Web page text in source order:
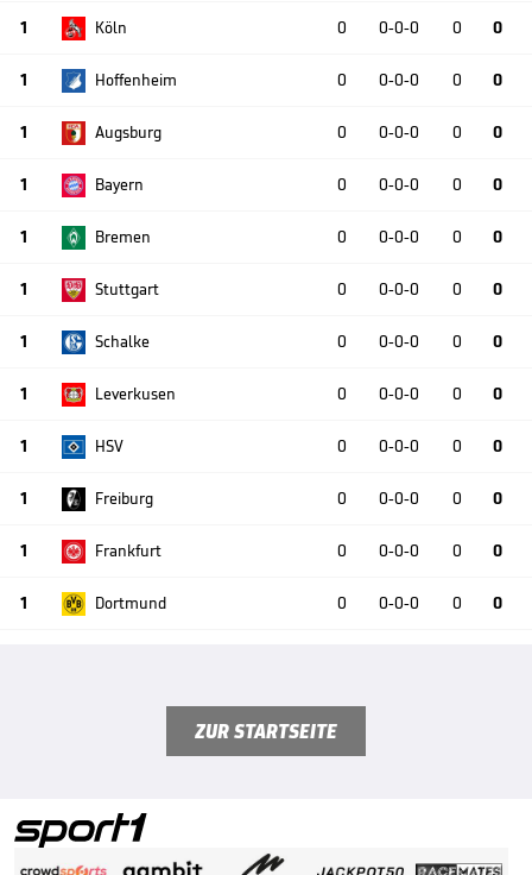
1 Köln 0 0-0-0 0 0
1 Hoffenheim 0 0-0-0 0 0
1 Augsburg 0 0-0-0 0 0
1 Bayern 0 0-0-0 0 0
1 Bremen 0 0-0-0 0 0
1 Stuttgart 0 0-0-0 0 0
1 Schalke 0 0-0-0 0 0
1 Leverkusen 0 0-0-0 0 0
1 HSV 0 0-0-0 0 0
1 Freiburg 0 0-0-0 0 0
1 Frankfurt 0 0-0-0 0 0
1 Dortmund 0 0-0-0 0 0
ZUR STARTSEITE